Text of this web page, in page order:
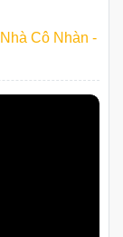
Cô Nhàn -